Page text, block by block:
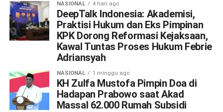
NASIONAL 4 hari ago
DeepTalk Indonesia: Akademisi,
Praktisi Hukum dan Eks Pimpinan
KPK Dorong Reformasi Kejaksaan,
Kawal Tuntas Proses Hukum Febrie
Adriansyah
NASIONAL 1 minggu ago
KH Zulfa Mustofa Pimpin Doa di
Hadapan Prabowo saat Akad
Massal 62.000 Rumah Subsidi